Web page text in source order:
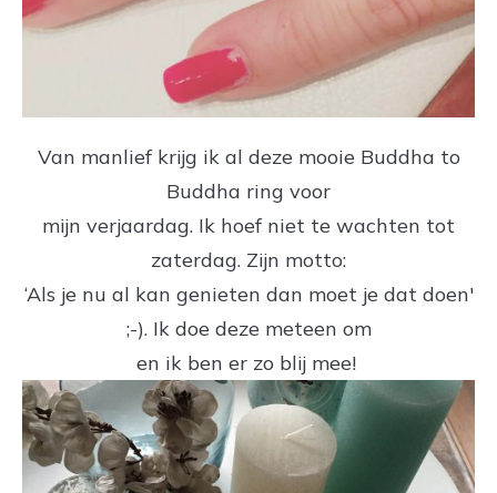
Van manlief krijg ik al deze mooie Buddha to
Buddha ring voor
mijn verjaardag. Ik hoef niet te wachten tot
zaterdag. Zijn motto:
‘Als je nu al kan genieten dan moet je dat doen'
;-). Ik doe deze meteen om
en ik ben er zo blij mee!